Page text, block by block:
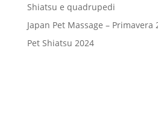
Shiatsu e quadrupedi
Japan Pet Massage – Primavera
Pet Shiatsu 2024